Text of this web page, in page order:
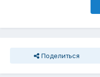
Поделиться